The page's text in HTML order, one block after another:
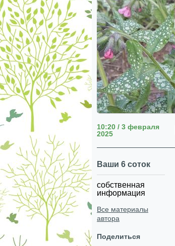
10:20 / 3 февраля
2025
Ваши 6 соток
собственная
информация
Все материалы
автора
Поделиться